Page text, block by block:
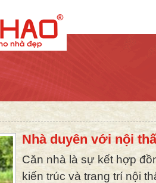
Nhà duyên với nội
Căn nhà là sự kết hợp
kiến trúc và trang trí nội